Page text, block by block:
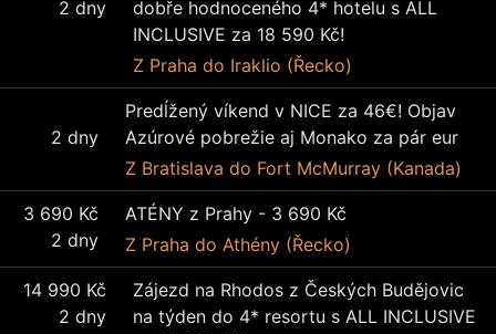
2 dny
dobře hodnoceného 4* hotelu s ALL
INCLUSIVE za 18 590 Kč!
Z Praha do Iraklio (Řecko)
2 dny
Predĺžený víkend v NICE za 46€! Objav
Azúrové pobrežie aj Monako za pár eur
Z Bratislava do Fort McMurray (Kanada)
3 690 Kč
2 dny
ATÉNY z Prahy - 3 690 Kč
Z Praha do Athény (Řecko)
14 990 Kč
2 dny
Zájezd na Rhodos z Českých Budějovic
na týden do 4* resortu s ALL INCLUSIVE